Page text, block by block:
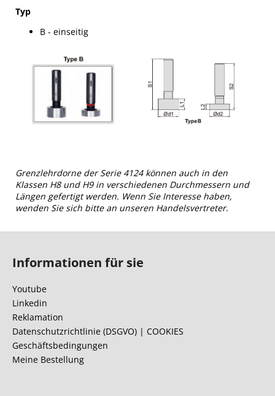
Typ
B - einseitig
Grenzlehrdorne der Serie 4124 können auch in den
Klassen H8 und H9 in verschiedenen Durchmessern und
Längen gefertigt werden. Wenn Sie Interesse haben,
wenden Sie sich bitte an unseren Handelsvertreter.
Informationen für sie
Youtube
Linkedin
Reklamation
Datenschutzrichtlinie (DSGVO) | COOKIES
Geschäftsbedingungen
Meine Bestellung